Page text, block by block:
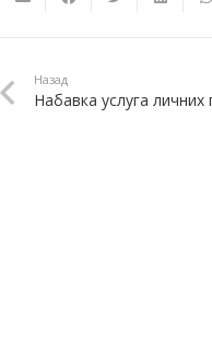
Назад
Набавка услуга